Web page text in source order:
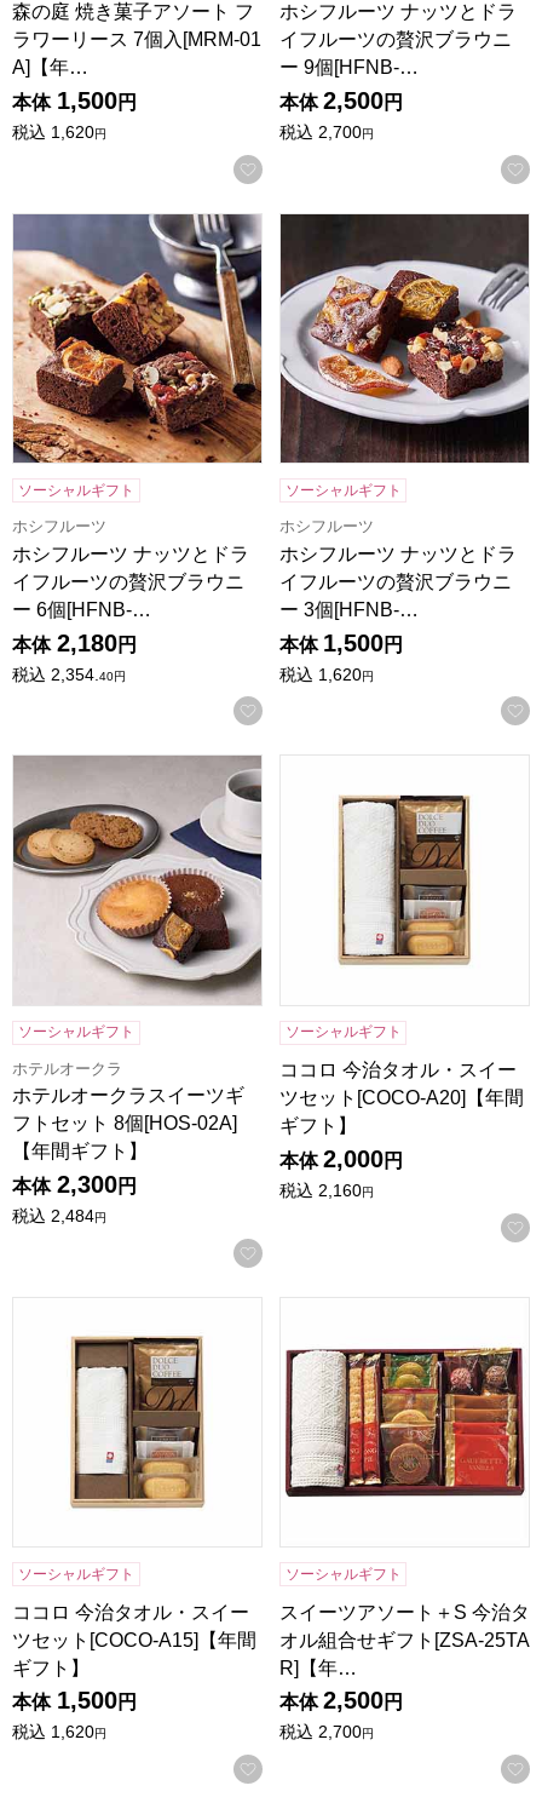
森の庭 焼き菓子アソート フ
ラワーリース 7個入[MRM-01
A]【年…
本体 1,500円
税込 1,620円
お気に入りに登録する
ホシフルーツ ナッツとドラ
イフルーツの贅沢ブラウニ
ー 9個[HFNB-…
本体 2,500円
税込 2,700円
ホシフルーツ ナッツとドライフルーツの贅沢ブラウニー 6
ソーシャルギフト
ホシフルーツ
ホシフルーツ ナッツとドラ
イフルーツの贅沢ブラウニ
ー 6個[HFNB-…
本体 2,180円
税込 2,354.40円
お気に入りに登録する
ソーシャルギフト
ホシフルーツ
ホシフルーツ ナッツとドラ
イフルーツの贅沢ブラウニ
ー 3個[HFNB-…
本体 1,500円
税込 1,620円
ホテルオークラスイーツギフトセット 8個[HOS-02A]【年間
ソーシャルギフト
ホテルオークラ
ホテルオークラスイーツギ
フトセット 8個[HOS-02A]
【年間ギフト】
本体 2,300円
税込 2,484円
お気に入りに登録する
ソーシャルギフト
ココロ 今治タオル・スイー
ツセット[COCO-A20]【年間
ギフト】
本体 2,000円
税込 2,160円
ソーシャルギフト
ココロ 今治タオル・スイー
ツセット[COCO-A15]【年間
ギフト】
本体 1,500円
税込 1,620円
お気に入りに登録する
ソーシャルギフト
スイーツアソート＋S 今治タ
オル組合せギフト[ZSA-25TA
R]【年…
本体 2,500円
税込 2,700円